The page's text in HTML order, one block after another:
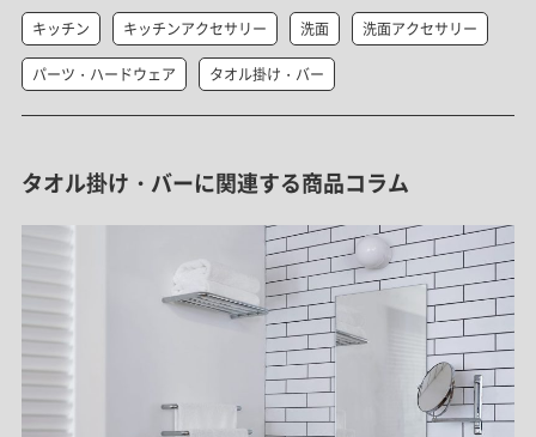
キッチン キッチンアクセサリー 洗面 洗面アクセサリー
パーツ・ハードウェア タオル掛け・バー
タオル掛け・バーに関連する商品コラム